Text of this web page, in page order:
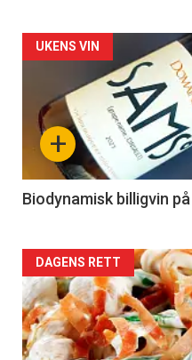
Forsiden
akkurat
nå
4
+
UKENS VIN
Biodynamisk billigvin
Forsiden
akkurat
nå
DAGENS RETT